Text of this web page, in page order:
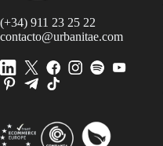
(+34) 911 23 25 22
contacto@urbanitae.com